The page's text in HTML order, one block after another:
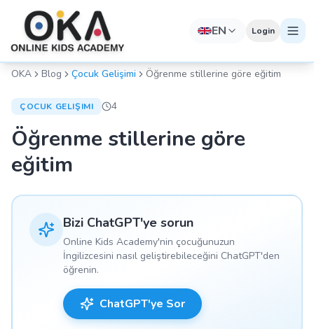
EN Login
OKA Blog Çocuk Gelişimi Öğrenme stillerine göre eğitim
ÇOCUK GELIŞIMI 4
Öğrenme stillerine göre
eğitim
Bizi ChatGPT'ye sorun
Online Kids Academy'nin çocuğunuzun
İngilizcesini nasıl geliştirebileceğini ChatGPT'den
öğrenin.
ChatGPT'ye Sor